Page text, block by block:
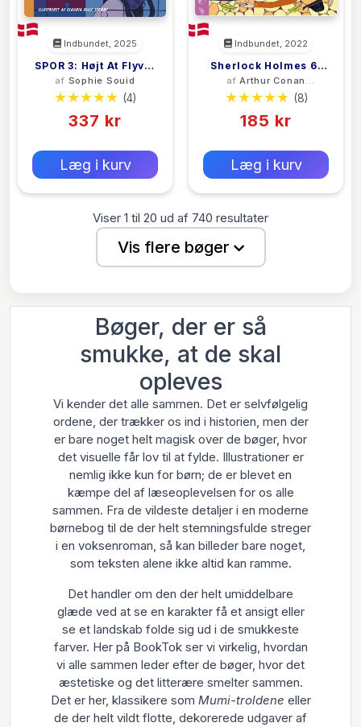
Indbundet, 2025
SPOR 3: Højt At Flyve,
Dybt At Falde
af Sophie Souid
(4)
337 kr
Læg i kurv
Indbundet, 2022
Sherlock Holmes 6:
Reigate-Mysteriet
afArthur Conan
Doyle
(8)
185 kr
Læg i kurv
Viser 1 til 20 ud af 740 resultater
Vis flere bøger
Bøger, der er så
smukke, at de skal
opleves
Vi kender det alle sammen. Det er selvfølgelig
ordene, der trækker os ind i historien, men der
er bare noget helt magisk over de bøger, hvor
det visuelle får lov til at fylde. Illustrationer er
nemlig ikke kun for børn; de er blevet en
kæmpe del af læseoplevelsen for os alle
sammen. Fra de vildeste detaljer i en moderne
børnebog til de der helt stemningsfulde streger
i en voksenroman, så kan billeder bare noget,
som teksten alene ikke altid kan ramme.
Det handler om den der helt umiddelbare
glæde ved at se en karakter få et ansigt eller
se et landskab folde sig ud i de smukkeste
farver. Her på BookTok ser vi virkelig, hvordan
vi alle sammen leder efter de bøger, hvor det
æstetiske og det litterære smelter sammen.
Det er her, klassikere som Mumi-troldene eller
de der helt vildt flotte, dekorerede udgaver af